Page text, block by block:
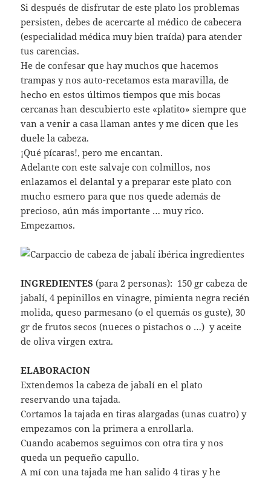
Si después de disfrutar de este plato los problemas
persisten, debes de acercarte al médico de cabecera
(especialidad médica muy bien traída) para atender
tus carencias.
He de confesar que hay muchos que hacemos
trampas y nos auto-recetamos esta maravilla, de
hecho en estos últimos tiempos que mis bocas
cercanas han descubierto este «platito» siempre que
van a venir a casa llaman antes y me dicen que les
duele la cabeza.
¡Qué pícaras!, pero me encantan.
Adelante con este salvaje con colmillos, nos
enlazamos el delantal y a preparar este plato con
mucho esmero para que nos quede además de
precioso, aún más importante … muy rico.
Empezamos.
INGREDIENTES (para 2 personas): 150 gr cabeza de
jabalí, 4 pepinillos en vinagre, pimienta negra recién
molida, queso parmesano (o el quemás os guste), 30
gr de frutos secos (nueces o pistachos o …) y aceite
de oliva virgen extra.
ELABORACION
Extendemos la cabeza de jabalí en el plato
reservando una tajada.
Cortamos la tajada en tiras alargadas (unas cuatro) y
empezamos con la primera a enrollarla.
Cuando acabemos seguimos con otra tira y nos
queda un pequeño capullo.
A mí con una tajada me han salido 4 tiras y he